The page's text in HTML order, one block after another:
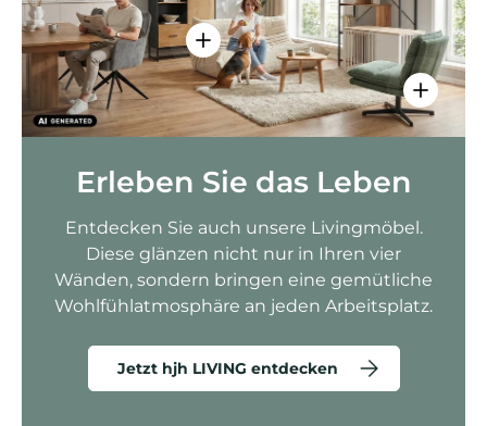
Einzelheiten anzeigen - Sitzolo 2
Erleben Sie das Leben
Entdecken Sie auch unsere Livingmöbel.
Diese glänzen nicht nur in Ihren vier
Wänden, sondern bringen eine gemütliche
Wohlfühlatmosphäre an jeden Arbeitsplatz.
Jetzt hjh LIVING entdecken